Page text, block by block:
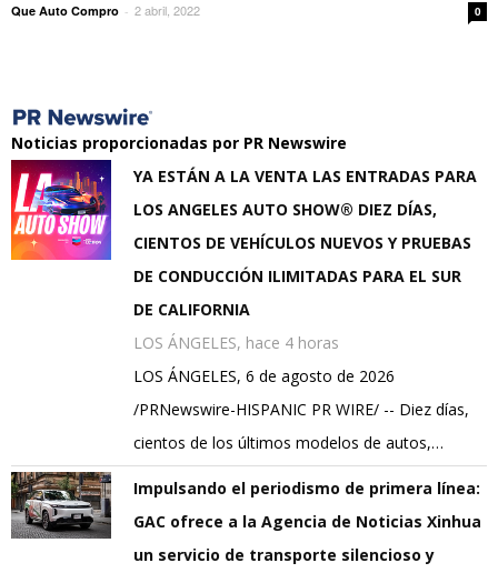
Que Auto Compro - 2 abril, 2022 0
Noticias proporcionadas por PR Newswire
YA ESTÁN A LA VENTA LAS ENTRADAS PARA
LOS ANGELES AUTO SHOW® DIEZ DÍAS,
CIENTOS DE VEHÍCULOS NUEVOS Y PRUEBAS
DE CONDUCCIÓN ILIMITADAS PARA EL SUR
DE CALIFORNIA
LOS ÁNGELES, hace 4 horas
LOS ÁNGELES, 6 de agosto de 2026
/PRNewswire-HISPANIC PR WIRE/ -- Diez días,
cientos de los últimos modelos de autos,…
Impulsando el periodismo de primera línea:
GAC ofrece a la Agencia de Noticias Xinhua
un servicio de transporte silencioso y